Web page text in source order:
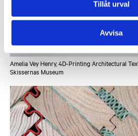
Tillåt urval
Avvisa
Amelia Vey Henry, 4D-Printing Architectural
Skissernas Museum